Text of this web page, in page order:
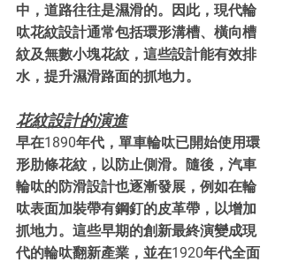
中，道路往往是濕滑的。因此，現代輪
呔花紋設計通常包括環形溝槽、橫向槽
紋及無數小塊花紋，這些設計能有效排
水，提升濕滑路面的抓地力。
花紋設計的演進
早在1890年代，單車輪呔已開始使用環
形肋條花紋，以防止側滑。隨後，汽車
輪呔的防滑設計也逐漸發展，例如在輪
呔表面加裝帶有鋼釘的皮革帶，以增加
抓地力。這些早期的創新最終演變成現
代的輪呔翻新產業，並在1920年代全面